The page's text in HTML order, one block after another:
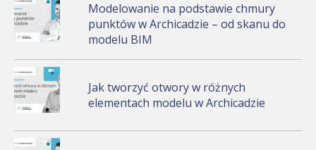
Modelowanie na podstawie chmury
punktów w Archicadzie – od skanu do
modelu BIM
Jak tworzyć otwory w różnych
elementach modelu w Archicadzie